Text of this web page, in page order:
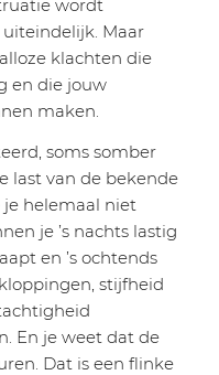
wordt
Maar
klachten die
en die jouw
maken.
soms somber
last van de bekende
helemaal niet
je ’s nachts lastig
en ’s ochtends
stijfheid
En je weet dat de
Dat is een flinke